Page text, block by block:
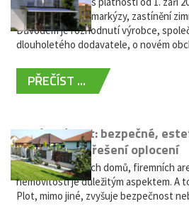
nabídky výsuvné markýzy, zastínění
Důvodem je rozhodnutí výrobce,
dlouholetého dodavatele, o novém
PŘEČÍST ...
Hliníkový plot: bezpečné,
bezúdržbové řešení oplocení
Oplocení rodinných domů, firemních
nemovitostí je důležitým aspektem. A
Plot, mimo jiné, zvyšuje bezpečnost